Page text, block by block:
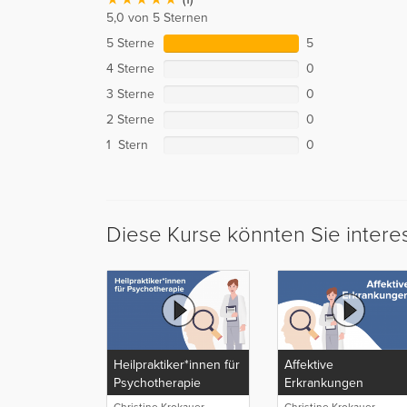
5,0 von 5 Sternen
5 Sterne
5
4 Sterne
0
3 Sterne
0
2 Sterne
0
1 Stern
0
Diese Kurse könnten Sie
Heilpraktiker*innen für
Psychotherapie
Affektive
Erkrankungen